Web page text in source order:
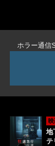
ホラー通信
地
テ